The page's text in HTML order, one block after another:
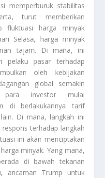
memperburuk stabilitas
turut memberikan
fluktuasi harga minyak
Selasa, harga minyak
tajam. Di mana, ini
pelaku pasar terhadap
oleh kebijakan
global semakin
investor mulai
di berlakukannya tarif
Di mana, langkah ini
terhadap langkah
ini akan menciptakan
minyak. Yang mana,
di bawah tekanan
ancaman Trump untuk